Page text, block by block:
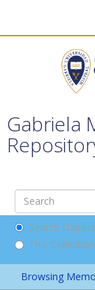
Gabriela
Search
This Collection
Browsing